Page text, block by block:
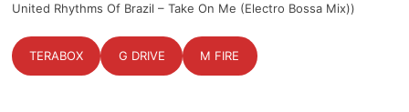
United Rhythms Of Brazil – Take On Me (Electro Bossa Mix))
TERABOX G DRIVE M FIRE